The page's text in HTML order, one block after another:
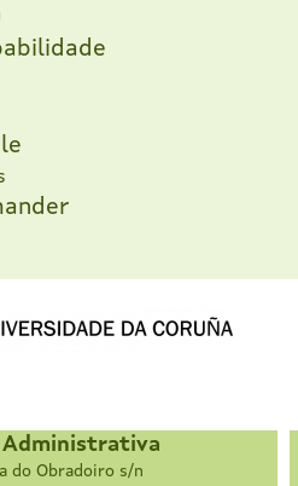
Administrativa
do Obradoiro s/n